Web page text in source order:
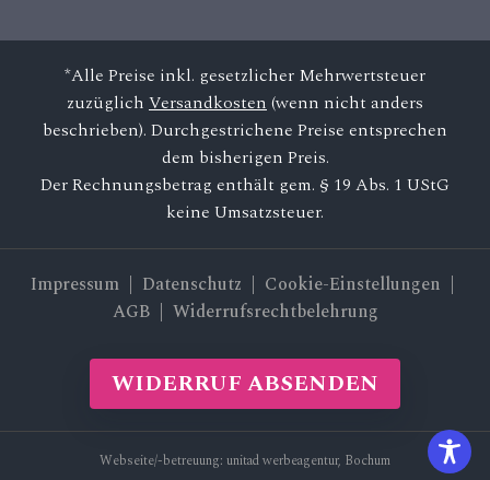
*Alle Preise inkl. gesetzlicher Mehrwertsteuer
zuzüglich Versandkosten (wenn nicht anders
beschrieben). Durchgestrichene Preise entsprechen
dem bisherigen Preis.
Der Rechnungsbetrag enthält gem. § 19 Abs. 1 UStG
keine Umsatzsteuer.
Impressum | Datenschutz | Cookie-Einstellungen |
AGB| Widerrufsrechtbelehrung
WIDERRUF ABSENDEN
Webseite/-betreuung: unitad werbeagentur, Bochum